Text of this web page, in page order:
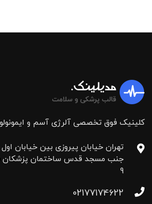
کلینیک فوق تخصصی آلرژی آسم و
تهران خیابان پیروزی بین خیابان
9
02177174622